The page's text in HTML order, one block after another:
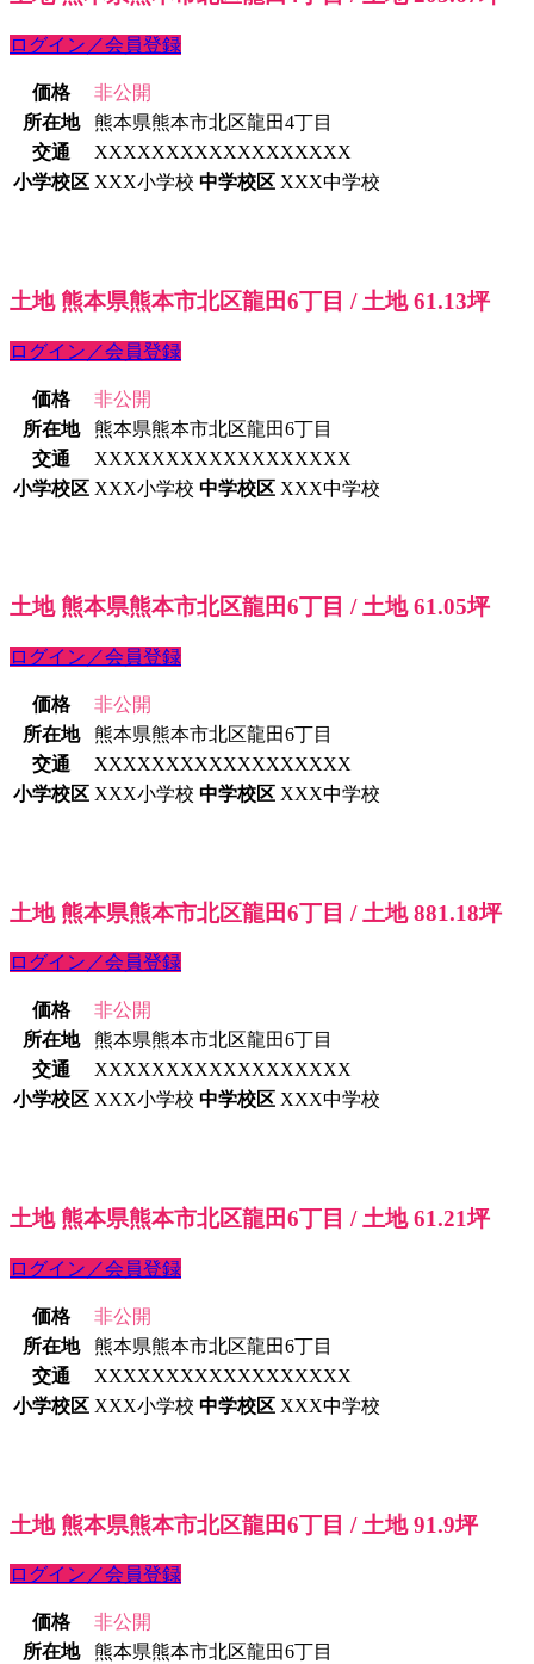
ログイン／会員登録
価格
非公開
所在地
熊本県熊本市北区龍田4丁目
交通
XXXXXXXXXXXXXXXXXX
小学校区 XXX小学校 中学校区 XXX中学校
土地 熊本県熊本市北区龍田6丁目 / 土地 61.13坪
ログイン／会員登録
価格
非公開
所在地
熊本県熊本市北区龍田6丁目
交通
XXXXXXXXXXXXXXXXXX
小学校区 XXX小学校 中学校区 XXX中学校
土地 熊本県熊本市北区龍田6丁目 / 土地 61.05坪
ログイン／会員登録
価格
非公開
所在地
熊本県熊本市北区龍田6丁目
交通
XXXXXXXXXXXXXXXXXX
小学校区 XXX小学校 中学校区 XXX中学校
土地 熊本県熊本市北区龍田6丁目 / 土地 881.18坪
ログイン／会員登録
価格
非公開
所在地
熊本県熊本市北区龍田6丁目
交通
XXXXXXXXXXXXXXXXXX
小学校区 XXX小学校 中学校区 XXX中学校
土地 熊本県熊本市北区龍田6丁目 / 土地 61.21坪
ログイン／会員登録
価格
非公開
所在地
熊本県熊本市北区龍田6丁目
交通
XXXXXXXXXXXXXXXXXX
小学校区 XXX小学校 中学校区 XXX中学校
土地 熊本県熊本市北区龍田6丁目 / 土地 91.9坪
ログイン／会員登録
価格
非公開
所在地
熊本県熊本市北区龍田6丁目